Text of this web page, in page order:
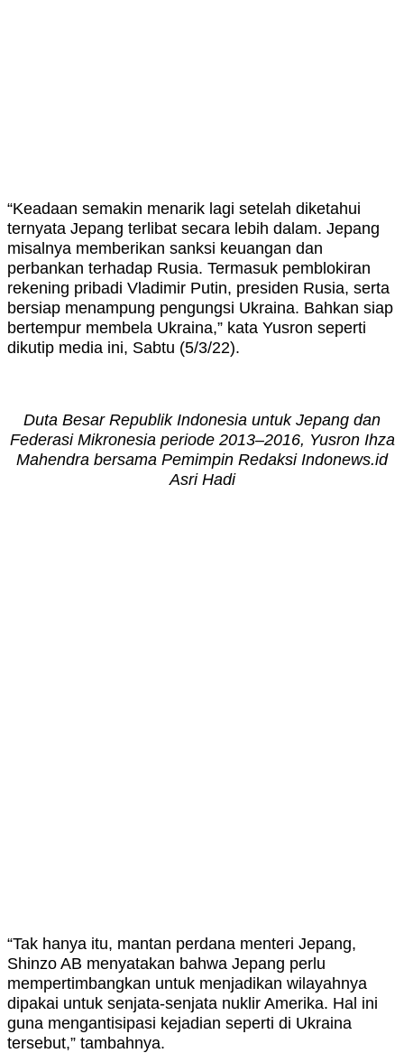
“Keadaan semakin menarik lagi setelah diketahui
ternyata Jepang terlibat secara lebih dalam. Jepang
misalnya memberikan sanksi keuangan dan
perbankan terhadap Rusia. Termasuk pemblokiran
rekening pribadi Vladimir Putin, presiden Rusia, serta
bersiap menampung pengungsi Ukraina. Bahkan siap
bertempur membela Ukraina,” kata Yusron seperti
dikutip media ini, Sabtu (5/3/22).
Duta Besar Republik Indonesia untuk Jepang dan
Federasi Mikronesia periode 2013–2016, Yusron Ihza
Mahendra bersama Pemimpin Redaksi Indonews.id
Asri Hadi
“Tak hanya itu, mantan perdana menteri Jepang,
Shinzo AB menyatakan bahwa Jepang perlu
mempertimbangkan untuk menjadikan wilayahnya
dipakai untuk senjata-senjata nuklir Amerika. Hal ini
guna mengantisipasi kejadian seperti di Ukraina
tersebut,” tambahnya.